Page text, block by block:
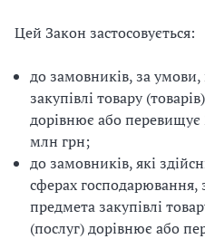
Цей Закон застосовується:
до замовників, за
закупівлі товару
дорівнює або перевищує
млн грн;
до замовників, які
сферах господарювання,
предмета закупівлі
(послуг) дорівнює або